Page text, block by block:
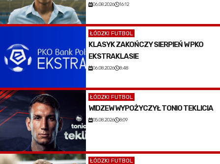
06.08.2026 16:12
ŁÓDZKI FUTBOL
KLASYK ZAKOŃCZY SIERPIEŃ W PKO
EKSTRAKLASIE
06.08.2026 8:48
ŁÓDZKI FUTBOL
WIDZEW WYPOŻYCZYŁ TONIO TEKLICIA
05.08.2026 8:09
ŁÓDZKI FUTBOL